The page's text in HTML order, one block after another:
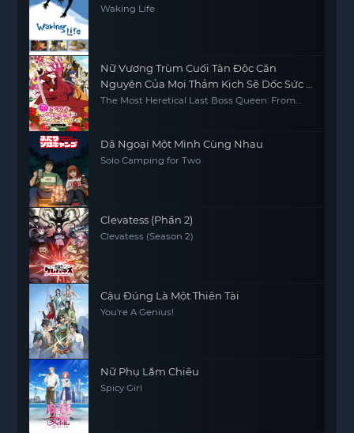
Waking Life
Nữ Vương Trùm Cuối Tàn Độc Căn
Nguyên Của Mọi Thảm Kịch Sẽ Dốc Sức Vì
Người Dân (Phần 2)
The Most Heretical Last Boss Queen: From
Dã Ngoại Một Mình Cùng Nhau
Solo Camping for Two
Clevatess (Phần 2)
Clevatess (Season 2)
Cậu Đúng Là Một Thiên Tài
You're A Genius!
Nữ Phụ Lắm Chiêu
Spicy Girl